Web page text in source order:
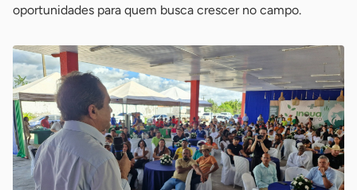
oportunidades para quem busca crescer no campo.